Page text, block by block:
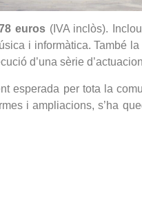
euros(IVA inclòs).
i informàtica. També
d’una sèrie
esperada per tota la
i ampliacions, s’ha